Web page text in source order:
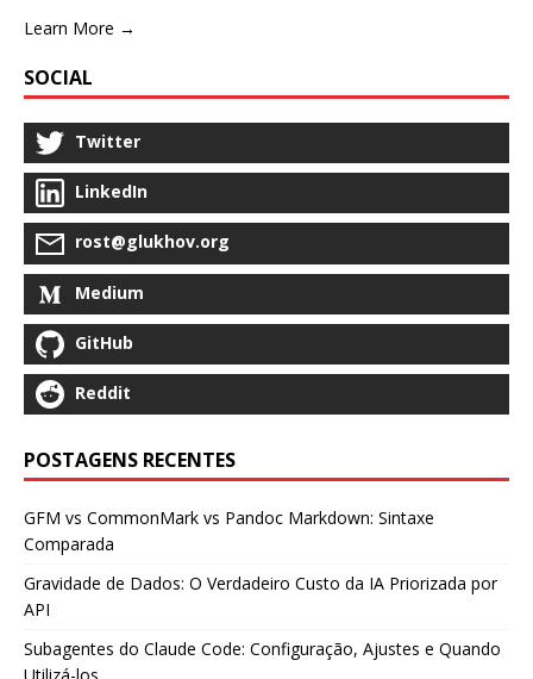
Learn More →
SOCIAL
Twitter
LinkedIn
rost@glukhov.org
Medium
GitHub
Reddit
POSTAGENS RECENTES
GFM vs CommonMark vs Pandoc Markdown: Sintaxe
Comparada
Gravidade de Dados: O Verdadeiro Custo da IA Priorizada por
API
Subagentes do Claude Code: Configuração, Ajustes e Quando